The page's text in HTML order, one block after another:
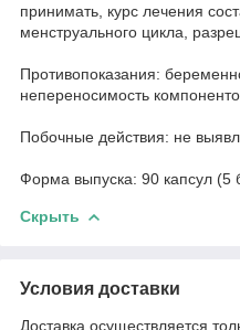
принимать, курс лечения
менструального цикла,
Противопоказания:
непереносимость
Побочные действия: не
Форма выпуска: 90 капсул (5
Скрыть
Условия доставки
Доставка осуществляется